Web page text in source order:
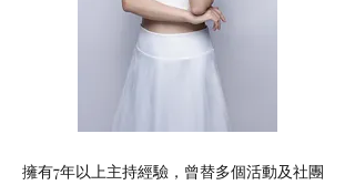
擁有7年以上主持經驗，曾替多個活動及社團